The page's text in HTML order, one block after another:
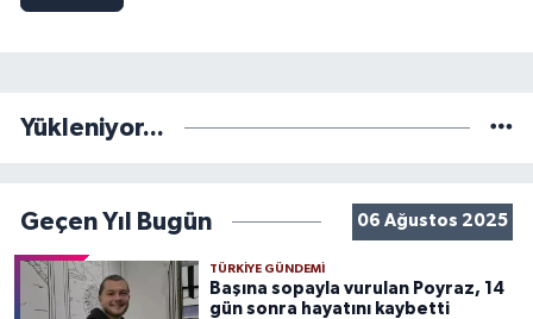
Yükleniyor...
Geçen Yıl Bugün 06 Ağustos 2025
TÜRKIYE GÜNDEMI
Başına sopayla vurulan Poyraz, 14
gün sonra hayatını kaybetti